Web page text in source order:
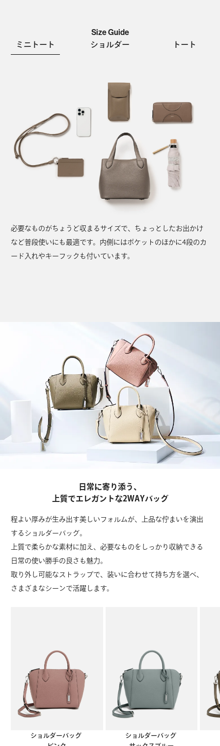
Size Guide
ミニトート ショルダー トート
必要なものがちょうど収まるサイズで、ちょっとしたお出かけ
など普段使いにも最適です。内側にはポケットのほかに4段のカ
ード入れやキーフックも付いています。
日常に寄り添う、
上質でエレガントな2WAYバッグ
程よい厚みが生み出す美しいフォルムが、上品な佇まいを演出
するショルダーバッグ。
上質で柔らかな素材に加え、必要なものをしっかり収納できる
日常の使い勝手の良さも魅力。
取り外し可能なストラップで、装いに合わせて持ち方を選べ、
さまざまなシーンで活躍します。
ショルダーバッグ
ショルダーバッグ